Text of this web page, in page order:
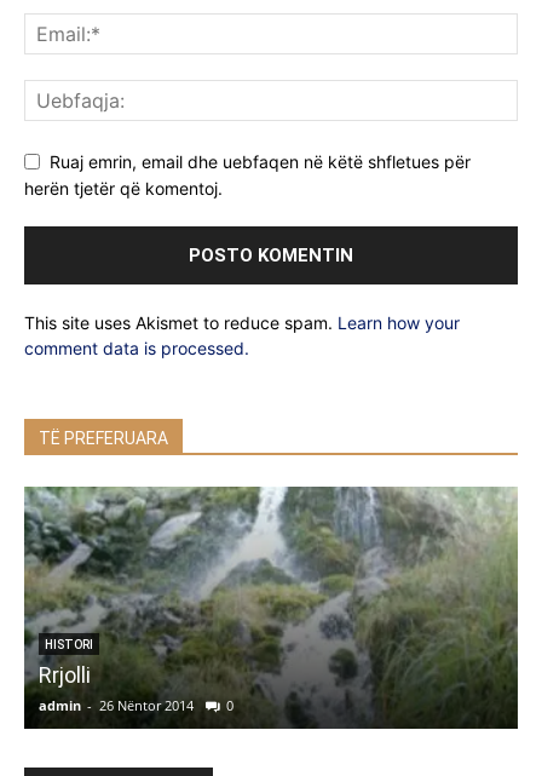
Ruaj emrin, email dhe uebfaqen në këtë shfletues për
herën tjetër që komentoj.
This site uses Akismet to reduce spam. Learn how your
comment data is processed.
TË PREFERUARA
HISTORI
Rrjolli
admin - 26 Nëntor 2014 0